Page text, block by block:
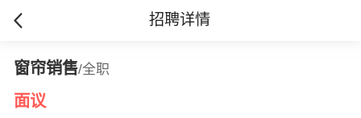
招聘详情
窗帘销售/全职
面议